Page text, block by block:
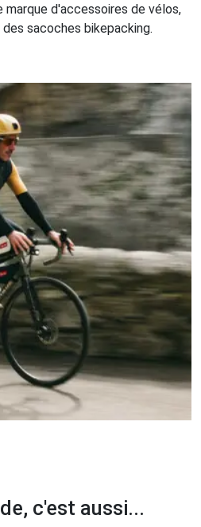
d'accessoires de vélos,
sacoches bikepacking.
c'est aussi...